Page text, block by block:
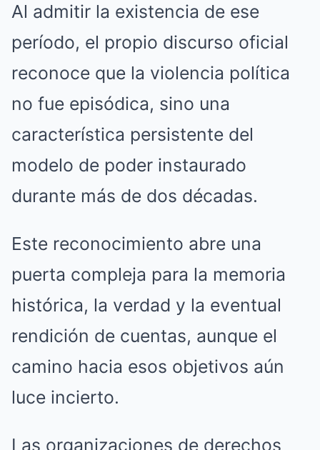
Al admitir la existencia de ese
período, el propio discurso oficial
reconoce que la violencia política
no fue episódica, sino una
característica persistente del
modelo de poder instaurado
durante más de dos décadas.
Este reconocimiento abre una
puerta compleja para la memoria
histórica, la verdad y la eventual
rendición de cuentas, aunque el
camino hacia esos objetivos aún
luce incierto.
Las organizaciones de derechos